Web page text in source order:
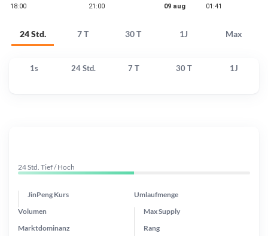
24 Std. 7 T 30 T 1J Max
1s 24 Std. 7 T 30 T 1J
24 Std. Tief / Hoch
JinPeng Kurs Umlaufmenge
Max Supply
Marktdominanz
Volumen
Rang